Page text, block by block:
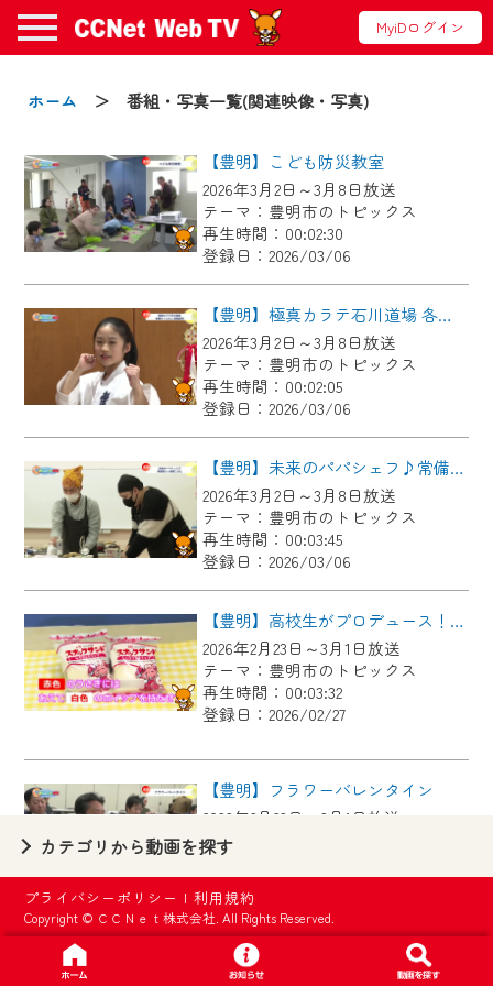
MyiDログイン
ホーム ＞ 番組・写真一覧(関連映像・写真)
【豊明】こども防災教室
2026年3月2日～3月8日放送
テーマ：豊明市のトピックス
再生時間：00:02:30
登録日：2026/03/06
【豊明】極真カラテ石川道場 各務さくらさん 表敬訪問
2026年3月2日～3月8日放送
テーマ：豊明市のトピックス
再生時間：00:02:05
登録日：2026/03/06
【豊明】未来のパパシェフ♪常備菜de家族ごはん
2026年3月2日～3月8日放送
テーマ：豊明市のトピックス
再生時間：00:03:45
登録日：2026/03/06
【豊明】高校生がプロデュース！ フジパンスナックサンド
2026年2月23日～3月1日放送
テーマ：豊明市のトピックス
再生時間：00:03:32
登録日：2026/02/27
【豊明】フラワーバレンタイン
2026年2月23日～3月1日放送
テーマ：豊明市のトピックス
再生時間：00:01:39
登録日：2026/02/27
【豊明】とよあけ生活学校 フードドライブ
2026年2月16日～2月22日放送
カテゴリから動画を探す
プライバシーポリシー |利用規約
Copyright © ＣＣＮｅｔ株式会社. All Rights Reserved.
お知らせ
2024/09/02
動画配信サービス『CCNet Web TV』は2024
年9月24日からリニューアルします！
【変更点】
◆デザイン変更により、お住まいの地域
の動画コンテンツが一目瞭然。
◆当社アプリやＰＣブラウザから、いつ
でも・どこでも・外出先でも！
CCNetサービスエリア20市町の地域情報
番組をご視聴いただけます！
【ご注意】
2024年9月24日からはご加入者様へのサー
ビス向上のため、
『CCNet Web TV』を利用いただくには、
一部コンテンツを除き、
CCNetサービスへの加入と『CCNetマイ
ページ※』へのログインが必要となりま
す。
いたします。
要となります。
※MyIDとは、CCNet Web TVを含むCCNetの
各種サービスをご利用頂くためのIDです。
IDはお客様が使っているメールアドレス
で設定できます。